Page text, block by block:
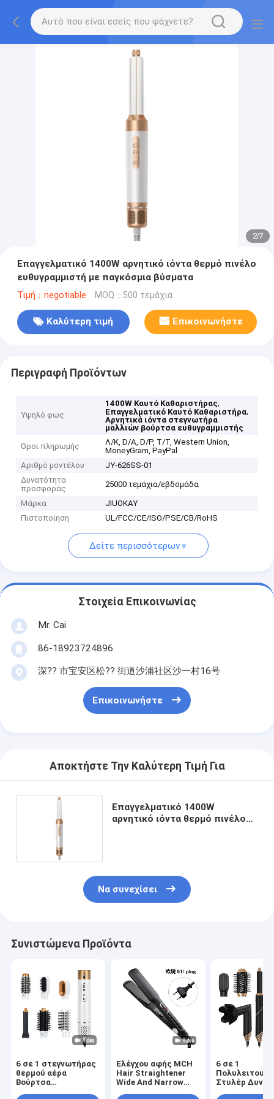
2/7
Επαγγελματικό 1400W αρνητικό ιόντα θερμό πινέλο
ευθυγραμμιστή με παγκόσμια βύσματα
Τιμή：negotiable MOQ：500 τεμάχια
Καλύτερη τιμή Επικοινωνήστε
Περιγραφή Προϊόντων
Υψηλό φως
1400W Καυτό Καθαριστήρας,
Επαγγελματικό Καυτό Καθαριστήρα,
Αρνητικά ιόντα στεγνωτήρα
μαλλιών βούρτσα ευθυγραμμιστής
Όροι πληρωμής
Λ/Κ, D/A, D/P, T/T, Western Union,
MoneyGram, PayPal
Αριθμό μοντέλου
JY-626SS-01
Δυνατότητα
προσφοράς
25000 τεμάχια/εβδομάδα
Μάρκα
JIUOKAY
Πιστοποίηση
UL/FCC/CE/ISO/PSE/CB/RoHS
Δείτε περισσότερων
Στοιχεία Επικοινωνίας
Mr. Cai
86-18923724896
深?? 市宝安区松?? 街道沙浦社区沙一村16号
Επικοινωνήστε
Αποκτήστε Την Καλύτερη Τιμή Για
Επαγγελματικό 1400W
αρνητικό ιόντα θερμό πινέλο
Να συνεχίσει
Συνιστώμενα Προϊόντα
6 σε 1 στεγνωτήρας
θερμού αέρα
Βούρτσα
Ελέγχου αφής MCH
Hair Straightener
Wide And Narrow
6 σε 1
Στυλέρ